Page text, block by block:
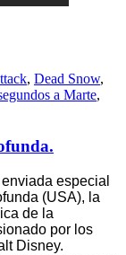
, Dead Snow,
a Marte,
especial
(USA), la
de la
por los
Disney.